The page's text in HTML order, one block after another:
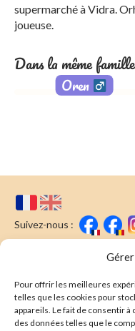
Pour offrir les meilleures
telles que les cookies pour
appareils. Le fait de consentir
des données telles que le
supermarché à Vidra.
joueuse.
Dans la même famille
Oren
Suivez-nous :
Newsletter
E-mail* :